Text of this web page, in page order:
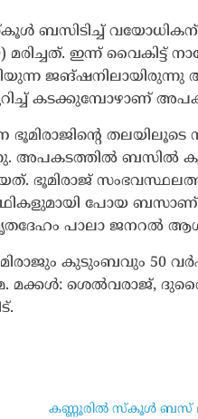
ബസിടിച്ച് വയോധികന്
മരിച്ചത്. ഇന്ന് വൈകിട്ട്
ജങ്ഷനിലായിരുന്നു
കടക്കുമ്പോഴാണ്
തലയിലൂടെ
അപകടത്തിൽ ബസിൽ
ഭൂമിരാജ്
പോയ
പാലാ ജനറൽ
കുടുംബവും 50
മക്കൾ: ശെൽവരാജ്,
കണ്ണൂരിൽ സ്കൂൾ ബസ്